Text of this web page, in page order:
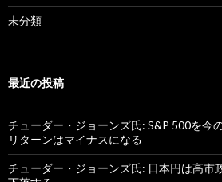
未分類
最近の投稿
チューダー・ジョーンズ氏: S&P 500を今
リターンはマイナスになる
チューダー・ジョーンズ氏: 日本円は高市